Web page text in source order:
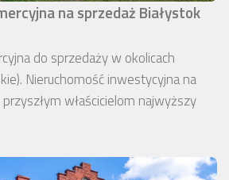
na sprzedaż Białystok
do sprzedaży w okolicach
Nieruchomość inwestycyjna na
właścicielom najwyższy